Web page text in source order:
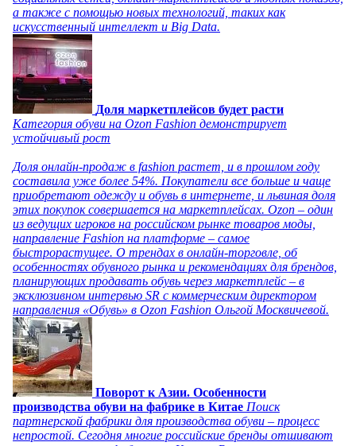
а также с помощью новых технологий, таких как
искусственный интеллект и Big Data.
Доля маркетплейсов будет расти
Категория обуви на Ozon Fashion демонстрирует
устойчивый рост
Доля онлайн-продаж в fashion растет, и в прошлом году
составила уже более 54%. Покупатели все больше и чаще
приобретают одежду и обувь в интернете, и львиная доля
этих покупок совершается на маркетплейсах. Ozon – один
из ведущих игроков на российском рынке товаров моды,
направление Fashion на платформе – самое
быстрорастущее. О трендах в онлайн-торговле, об
особенностях обувного рынка и рекомендациях для брендов,
планирующих продавать обувь через маркетплейс – в
эксклюзивном интервью SR с коммерческим директором
направления «Обувь» в Ozon Fashion Ольгой Москвичевой.
Поворот к Азии. Особенности
производства обуви на фабрике в Китае Поиск
партнерской фабрики для производства обуви – процесс
непростой. Сегодня многие российские бренды отшивают